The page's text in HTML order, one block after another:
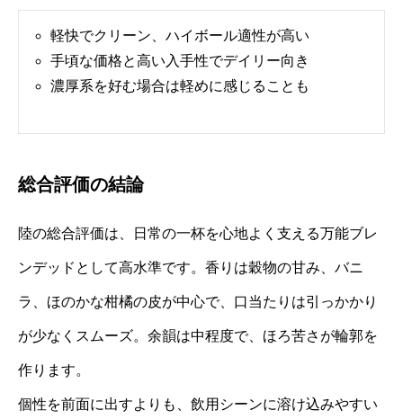
軽快でクリーン、ハイボール適性が高い
手頃な価格と高い入手性でデイリー向き
濃厚系を好む場合は軽めに感じることも
総合評価の結論
陸の総合評価は、日常の一杯を心地よく支える万能ブレ
ンデッドとして高水準です。香りは穀物の甘み、バニ
ラ、ほのかな柑橘の皮が中心で、口当たりは引っかかり
が少なくスムーズ。余韻は中程度で、ほろ苦さが輪郭を
作ります。
個性を前面に出すよりも、飲用シーンに溶け込みやすい